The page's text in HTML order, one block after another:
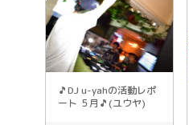
🎵DJ u-yahの活動レポ
ート ５月🎵(ユウヤ)